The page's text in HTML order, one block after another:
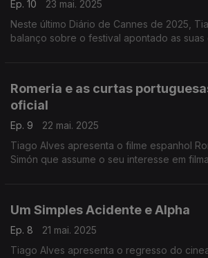
Ep. 10
23 mai. 2025
Neste último Diário de Cannes de 2025,
balanço sobre o festival apontado as
Romeria e as curtas
oficial
Ep. 9
22 mai. 2025
Tiago Alves apresenta o filme espanhol
Simón que assume o seu interesse em
Um Simples Acidente e Alpha
Ep. 8
21 mai. 2025
Tiago Alves apresenta o regresso do